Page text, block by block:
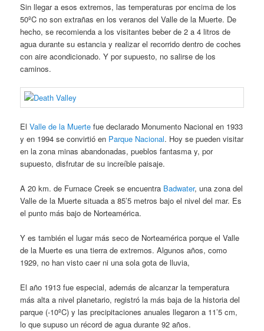
Sin llegar a esos extremos, las temperaturas por encima de los
50ºC no son extrañas en los veranos del Valle de la Muerte. De
hecho, se recomienda a los visitantes beber de 2 a 4 litros de
agua durante su estancia y realizar el recorrido dentro de coches
con aire acondicionado. Y por supuesto, no salirse de los
caminos.
ElValle de la Muerte fue declarado Monumento Nacional en 1933
y en 1994 se convirtió en Parque Nacional. Hoy se pueden visitar
en la zona minas abandonadas, pueblos fantasma y, por
supuesto, disfrutar de su increíble paisaje.
A 20 km. de Furnace Creek se encuentra Badwater, una zona del
Valle de la Muerte situada a 85’5 metros bajo el nivel del mar. Es
el punto más bajo de Norteamérica.
Y es también el lugar más seco de Norteamérica porque el Valle
de la Muerte es una tierra de extremos. Algunos años, como
1929, no han visto caer ni una sola gota de lluvia,
El año 1913 fue especial, además de alcanzar la temperatura
más alta a nivel planetario, registró la más baja de la historia del
parque (-10ºC) y las precipitaciones anuales llegaron a 11’5 cm,
lo que supuso un récord de agua durante 92 años.